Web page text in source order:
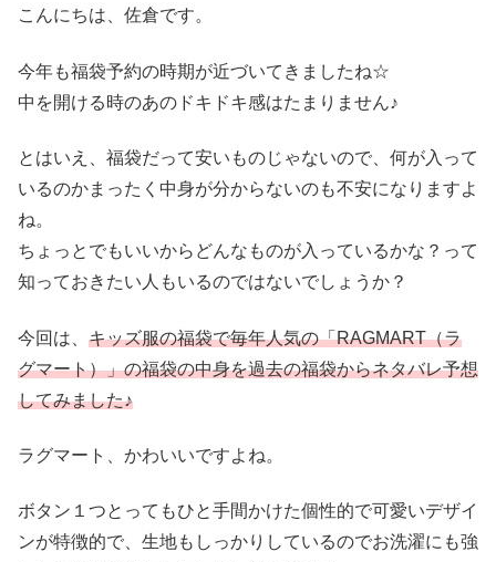
こんにちは、佐倉です。
今年も福袋予約の時期が近づいてきましたね☆
中を開ける時のあのドキドキ感はたまりません♪
とはいえ、福袋だって安いものじゃないので、何が入って
いるのかまったく中身が分からないのも不安になりますよ
ね。
ちょっとでもいいからどんなものが入っているかな？って
知っておきたい人もいるのではないでしょうか？
今回は、 キッズ服の福袋で毎年人気の「RAGMART（ラ
グマート）」の福袋の中身を過去の福袋からネタバレ予想
してみました♪
ラグマート、かわいいですよね。
ボタン１つとってもひと手間かけた個性的で可愛いデザイ
ンが特徴的で、生地もしっかりしているのでお洗濯にも強